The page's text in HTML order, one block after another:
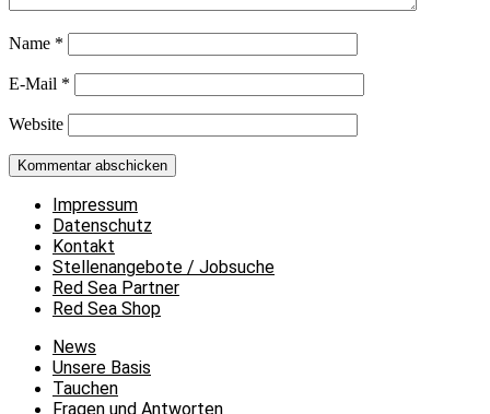
Name *
E-Mail *
Website
Impressum
Datenschutz
Kontakt
Stellenangebote / Jobsuche
Red Sea Partner
Red Sea Shop
News
Unsere Basis
Tauchen
Fragen und Antworten